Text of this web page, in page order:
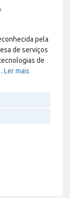
pela
de serviços
de
Ler mais